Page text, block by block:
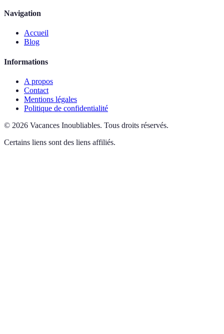
Navigation
Accueil
Blog
Informations
A propos
Contact
Mentions légales
Politique de confidentialité
© 2026 Vacances Inoubliables. Tous droits réservés.
Certains liens sont des liens affiliés.